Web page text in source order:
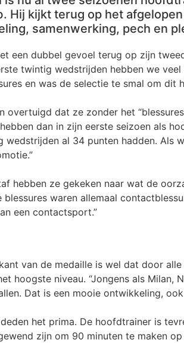
Hij kijkt terug op het
samenwerking, pech en
een dubbel gevoel terug op zijn
twintig wedstrijden hebben we
en was de selectie te smal om dit
overtuigd dat ze zonder het
dan in zijn eerste seizoen als
wedstrijden al 34 punten hadden. Als
hebben ze gekeken naar wat de
blessures waren allemaal
een contactsport.”
van de medaille is wel dat door
hoogste niveau. “Jongens als Milan,
Dat is een mooie ontwikkeling,
het prima. De hoofdtrainer is
zijn om 90 minuten te maken